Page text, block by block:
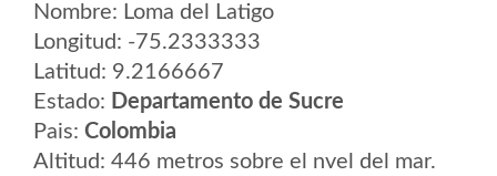
Nombre: Loma del Latigo
Longitud: -75.2333333
Latitud: 9.2166667
Estado: Departamento de Sucre
Pais: Colombia
Altitud: 446 metros sobre el nvel del mar.